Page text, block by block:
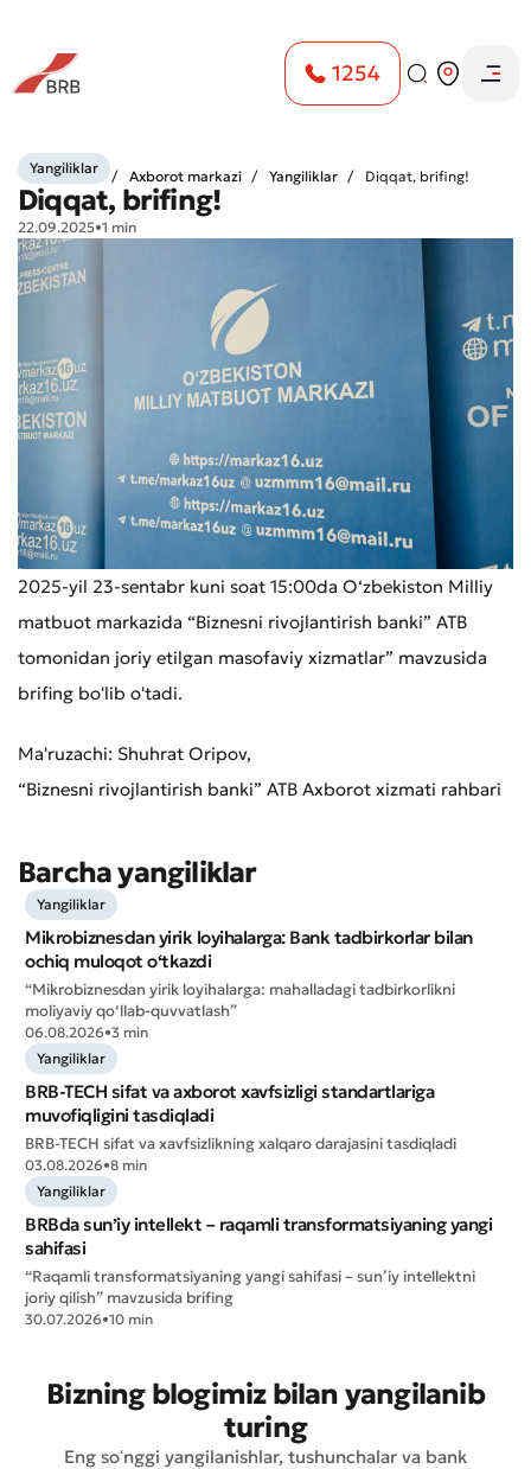
1254
Xizmat sifatini baholang
Murojaat qoldirish
Bosh sahifa Axborot markazi Yangiliklar Diqqat, brifing!
Yangiliklar
Diqqat, brifing!
22.09.2025•1 min
2025-yil 23-sentabr kuni soat 15:00da O‘zbekiston Milliy
matbuot markazida “Biznesni rivojlantirish banki” ATB
tomonidan joriy etilgan masofaviy xizmatlar” mavzusida
brifing bo'lib o'tadi.
Ma'ruzachi: Shuhrat Oripov,
“Biznesni rivojlantirish banki” ATB Axborot xizmati rahbari
Barcha yangiliklar
Yangiliklar
Mikrobiznesdan yirik loyihalarga: Bank tadbirkorlar bilan
ochiq muloqot o‘tkazdi
“Mikrobiznesdan yirik loyihalarga: mahalladagi tadbirkorlikni
moliyaviy qo‘llab-quvvatlash”
06.08.2026•3 min
Yangiliklar
BRB-TECH sifat va axborot xavfsizligi standartlariga
muvofiqligini tasdiqladi
BRB-TECH sifat va xavfsizlikning xalqaro darajasini tasdiqladi
03.08.2026•8 min
Yangiliklar
BRBda sun’iy intellekt – raqamli transformatsiyaning yangi
sahifasi
“Raqamli transformatsiyaning yangi sahifasi – sun’iy intellektni
joriy qilish” mavzusida brifing
30.07.2026•10 min
Bizning blogimiz bilan yangilanib
turing
Eng soʻnggi yangilanishlar, tushunchalar va bank